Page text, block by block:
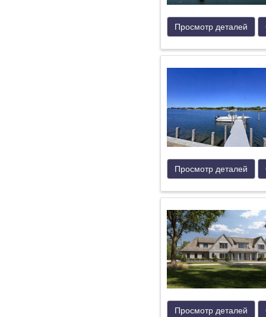
Просмотр деталей
Просмотр деталей
Просмотр деталей